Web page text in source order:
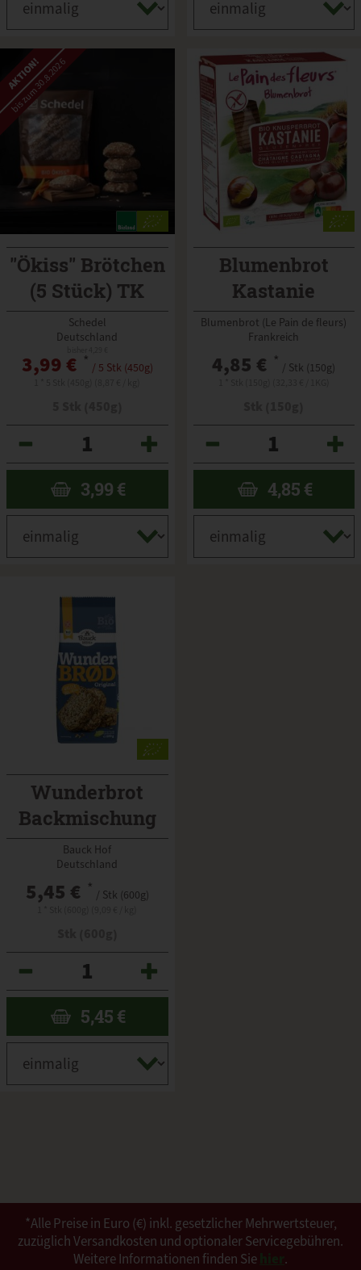
AKTION!
bis zum 30.8.2026
"Ökiss" Brötchen
(5 Stück) TK
Schedel
Deutschland
3,99 € * / 5 Stk (450g)
3,99 €
Blumenbrot
Kastanie
Blumenbrot (Le Pain de fleurs)
Frankreich
4,85 € * / Stk (150g)
4,85 €
Wunderbrot
Backmischung
Bauck Hof
Deutschland
5,45 € * / Stk (600g)
5,45 €
*Alle Preise in Euro (€) inkl. gesetzlicher Mehrwertsteuer,
zuzüglich Versandkosten und optionaler Servicegebühren.
Weitere Informationen finden Sie
.